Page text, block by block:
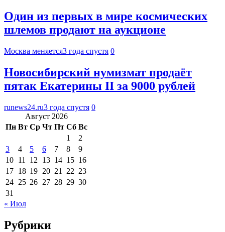
Один из первых в мире космических
шлемов продают на аукционе
Москва меняется3 года спустя 0
Новосибирский нумизмат продаёт
пятак Екатерины II за 9000 рублей
runews24.ru3 года спустя 0
Август 2026
Пн Вт Ср Чт Пт Сб Вс
1
2
3
4 5 6 7 8
9
10 11 12 13 14 15 16
17 18 19 20 21 22 23
24 25 26 27 28 29 30
31
« Июл
Рубрики